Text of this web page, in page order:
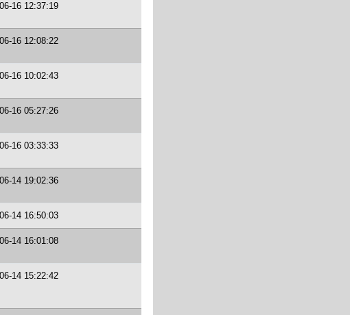
16 12:37:19
16 12:08:22
16 10:02:43
16 05:27:26
16 03:33:33
14 19:02:36
14 16:50:03
14 16:01:08
14 15:22:42